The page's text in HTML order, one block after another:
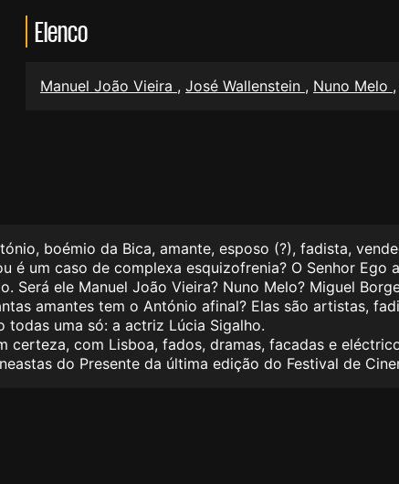
Elenco
Manuel João Vieira , José Wallenstein , Nuno Melo ,
boémio da Bica, amante, esposo (?), fadista,
um caso de complexa esquizofrenia? O Senhor Ego
ele Manuel João Vieira? Nuno Melo? Miguel
amantes tem o António afinal? Elas são artistas,
uma só: a actriz Lúcia Sigalho.
com Lisboa, fados, dramas, facadas e
do Presente da última edição do Festival de